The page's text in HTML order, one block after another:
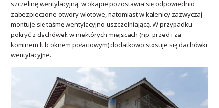
szczelinę wentylacyjną, w okapie pozostawia się odpowiednio
zabezpieczone otwory wlotowe, natomiast w kalenicy zazwyczaj
montuje się taśmę wentylacyjno-uszczelniającą. W przypadku
pokryć z dachówek w niektórych miejscach (np. przed i za
kominem lub oknem połaciowym) dodatkowo stosuje się dachówki
wentylacyjne.